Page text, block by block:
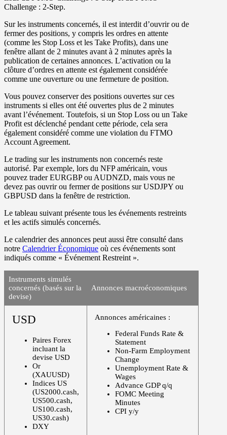
Challenge : 2-Step.
Sur les instruments concernés, il est interdit d’ouvrir ou de
fermer des positions, y compris les ordres en attente
(comme les Stop Loss et les Take Profits), dans une
fenêtre allant de 2 minutes avant à 2 minutes après la
publication de certaines annonces. L’activation ou la
clôture d’ordres en attente est également considérée
comme une ouverture ou une fermeture de position.
Vous pouvez conserver des positions ouvertes sur ces
instruments si elles ont été ouvertes plus de 2 minutes
avant l’événement. Toutefois, si un Stop Loss ou un Take
Profit est déclenché pendant cette période, cela sera
également considéré comme une violation du FTMO
Account Agreement.
Le trading sur les instruments non concernés reste
autorisé. Par exemple, lors du NFP américain, vous
pouvez trader EURGBP ou AUDNZD, mais vous ne
devez pas ouvrir ou fermer de positions sur USDJPY ou
GBPUSD dans la fenêtre de restriction.
Le tableau suivant présente tous les événements restreints
et les actifs simulés concernés.
Le calendrier des annonces peut aussi être consulté dans
notre Calendrier Économique où ces événements sont
indiqués comme « Événement Restreint ».
Instruments simulés
concernés (basés sur la
devise)
Annonces macroéconomiques
USD
Paires Forex
incluant la
devise USD
Or
(XAUUSD)
Indices US
(US2000.cash,
US500.cash,
US100.cash,
US30.cash)
DXY
Annonces américaines :
Federal Funds Rate &
Statement
Non-Farm Employment
Change
Unemployment Rate &
Wages
Advance GDP q/q
FOMC Meeting
Minutes
CPI y/y